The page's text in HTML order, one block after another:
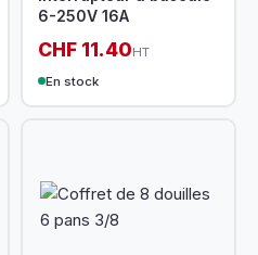
6-250V 16A
CHF 11.40HT
En stock